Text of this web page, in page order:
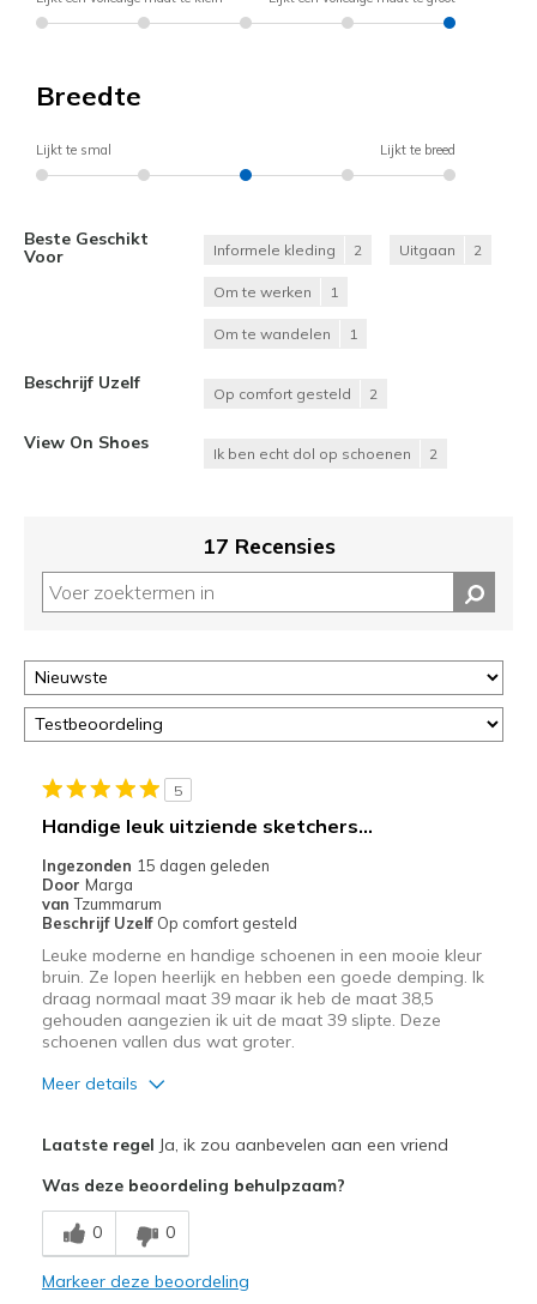
Breedte
Lijkt te smal Lijkt te breed
Beste Geschikt
Voor
Informele kleding 2 Uitgaan 2
Om te werken 1
Om te wandelen 1
Beschrijf Uzelf
Op comfort gesteld 2
View On Shoes
Ik ben echt dol op schoenen 2
17 Recensies
5
Handige leuk uitziende sketchers...
Ingezonden 15 dagen geleden
Door Marga
van Tzummarum
Beschrijf Uzelf Op comfort gesteld
Leuke moderne en handige schoenen in een mooie kleur
bruin. Ze lopen heerlijk en hebben een goede demping. Ik
draag normaal maat 39 maar ik heb de maat 38,5
gehouden aangezien ik uit de maat 39 slipte. Deze
schoenen vallen dus wat groter.
Meer details
Goede demping
Leuk model
Laatste regel Ja, ik zou aanbevelen aan een vriend
Was deze beoordeling behulpzaam?
0 0
Markeer deze beoordeling